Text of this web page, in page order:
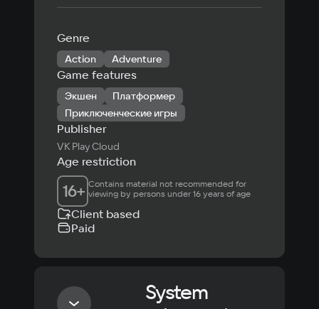
Genre
Action Adventure
Game features
Экшен
Платформер
Приключенческие игры
Publisher
VK Play Cloud
Age restriction
16+ Contains material not recommended for
viewing by persons under 16 years of age
Client based
Paid
System